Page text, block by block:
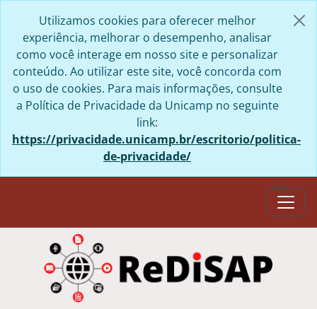
Utilizamos cookies para oferecer melhor
experiência, melhorar o desempenho, analisar
como você interage em nosso site e personalizar
conteúdo. Ao utilizar este site, você concorda com
o uso de cookies. Para mais informações, consulte
a Política de Privacidade da Unicamp no seguinte
link:
https://privacidade.unicamp.br/escritorio/politica-
de-privacidade/